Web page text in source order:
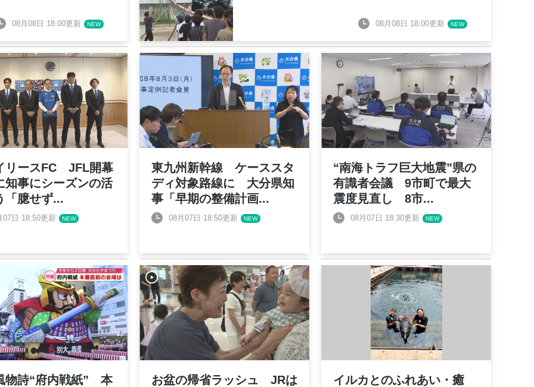
08月08日 18:00更新 08月08日 18:00更新
リースFC JFL開幕
知事にシーズンの活
「臆せず...
07日 18:50更新
東九州新幹線 ケーススタ
ディ対象路線に 大分県知
事「早期の整備計画...
08月07日 18:50更新
“南海トラフ巨大地震”県の
有識者会議 9市町で最大
震度見直し 8市...
08月07日 18:30更新
物詩“府内戦紙” 本
お盆の帰省ラッシュ JRは
イルカとのふれあい・癒